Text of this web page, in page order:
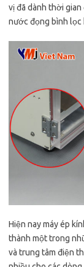
vị đã dành thời
nước đọng bình lọc
Hiện nay máy ép
thành một trong
và trung tâm điện